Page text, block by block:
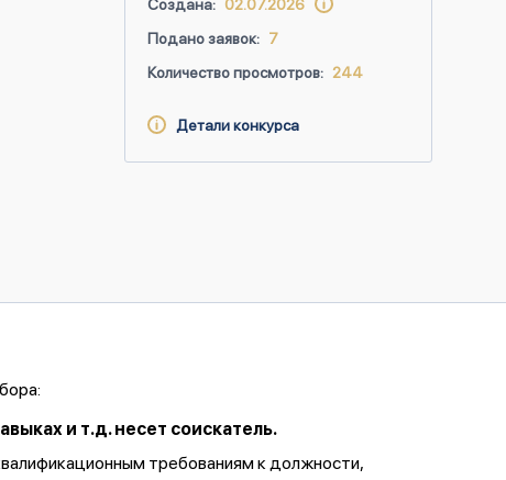
Создана: 02.07.2026
Подано заявок: 7
Количество просмотров: 244
Детали конкурса
и т.д. несет соискатель.
требованиям к должности,